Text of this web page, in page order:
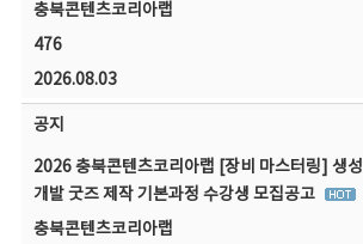
충북콘텐츠코리아랩
476
2026.08.03
공지
2026 충북콘텐츠코리아랩 [장비 마스터링] 생
개발 굿즈 제작 기본과정 수강생 모집공고
충북콘텐츠코리아랩